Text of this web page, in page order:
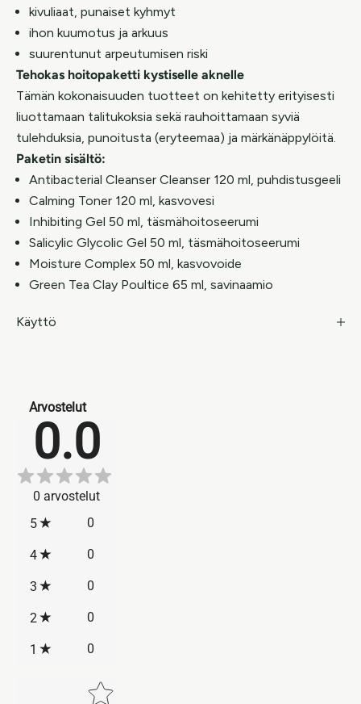
kivuliaat, punaiset kyhmyt
ihon kuumotus ja arkuus
suurentunut arpeutumisen riski
Tehokas hoitopaketti kystiselle aknelle
Tämän kokonaisuuden tuotteet on kehitetty erityisesti
liuottamaan talitukoksia sekä rauhoittamaan syviä
tulehduksia, punoitusta (eryteemaa) ja märkänäppylöitä.
Paketin sisältö:
Antibacterial Cleanser Cleanser 120 ml, puhdistusgeeli
Calming Toner 120 ml, kasvovesi
Inhibiting Gel 50 ml, täsmähoitoseerumi
Salicylic Glycolic Gel 50 ml, täsmähoitoseerumi
Moisture Complex 50 ml, kasvovoide
Green Tea Clay Poultice 65 ml, savinaamio
Käyttö
Arvostelut
0.0
0 arvostelut
5
0
4 0
3 0
2 0
1 0
Star rating